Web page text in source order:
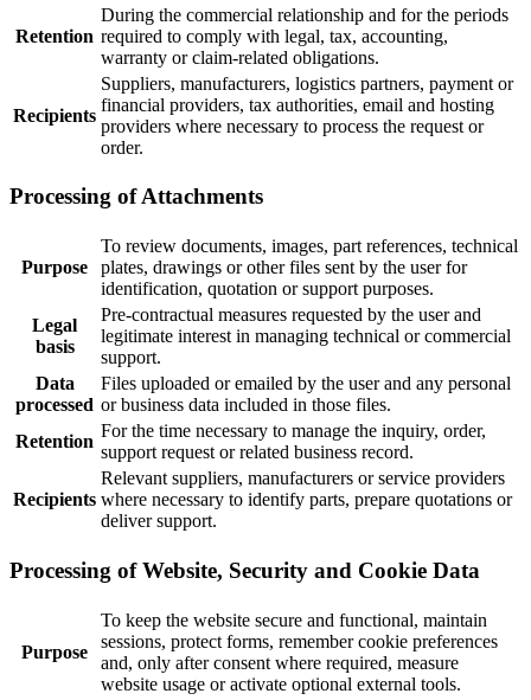
Retention
During the commercial relationship and for the periods
required to comply with legal, tax, accounting,
warranty or claim-related obligations.
Recipients
Suppliers, manufacturers, logistics partners, payment or
financial providers, tax authorities, email and hosting
providers where necessary to process the request or
order.
Processing of Attachments
Purpose
To review documents, images, part references, technical
plates, drawings or other files sent by the user for
identification, quotation or support purposes.
Legal
basis
Pre-contractual measures requested by the user and
legitimate interest in managing technical or commercial
support.
Data
processed
Files uploaded or emailed by the user and any personal
or business data included in those files.
Retention
For the time necessary to manage the inquiry, order,
support request or related business record.
Recipients
Relevant suppliers, manufacturers or service providers
where necessary to identify parts, prepare quotations or
deliver support.
Processing of Website, Security and Cookie Data
Purpose
To keep the website secure and functional, maintain
sessions, protect forms, remember cookie preferences
and, only after consent where required, measure
website usage or activate optional external tools.